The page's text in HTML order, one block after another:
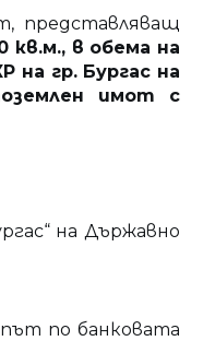
кв.м., в обема на
на гр. Бургас на
имот с
на Държавно
по банковата